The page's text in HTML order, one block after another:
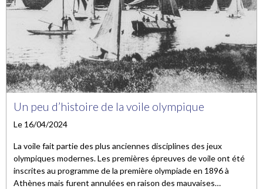
Un peu d’histoire de la voile olympique
Le 16/04/2024
La voile fait partie des plus anciennes disciplines des jeux
olympiques modernes. Les premières épreuves de voile ont été
inscrites au programme de la première olympiade en 1896 à
Athènes mais furent annulées en raison des mauvaises